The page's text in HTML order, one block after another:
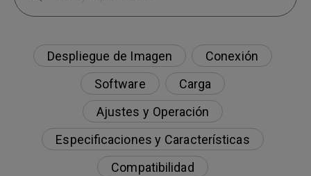
Despliegue de Imagen
Conexión
Software
Carga
Ajustes y Operación
Especificaciones y Características
Compatibilidad